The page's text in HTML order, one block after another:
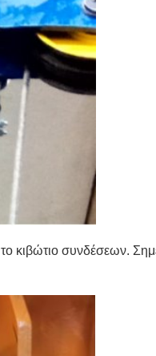
κιβώτιο συνδέσεων.